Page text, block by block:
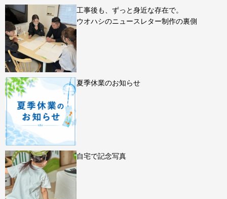
工事後も、ずっと身近な存在で。
ウオハシのニュースレター制作の裏側
夏季休業のお知らせ
自宅で記念写真